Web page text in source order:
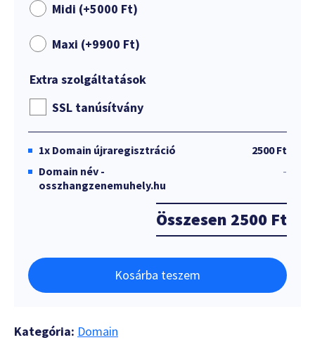
Midi (+5000 Ft)
Maxi (+9900 Ft)
Extra szolgáltatások
SSL tanúsítvány
1x Domain újraregisztráció
2500 Ft
Domain név -
osszhangzenemuhely.hu
-
Összesen 2500 Ft
Kosárba teszem
Kategória: Domain